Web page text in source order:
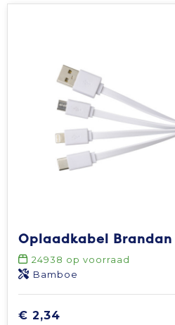
Oplaadkabel Brandan
24938 op voorraad
Bamboe
€ 2,34